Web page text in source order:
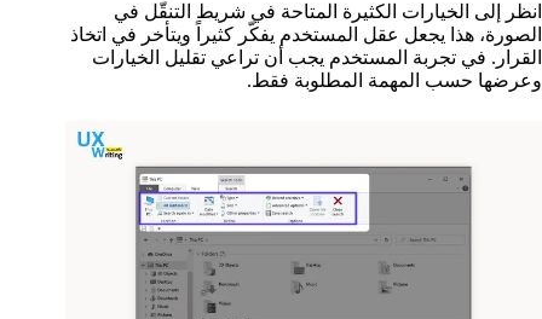
انظر إلى الخيارات الكثيرة المتاحة في شريط التنقّل في
الصورة، هذا يجعل عقل المستخدم يفكّر كثيراً ويتأخر في اتخاذ
القرار. في تجربة المستخدم يجب أن تراعي تقليل الخيارات
وعرضها حسب المهمة المطلوبة فقط.